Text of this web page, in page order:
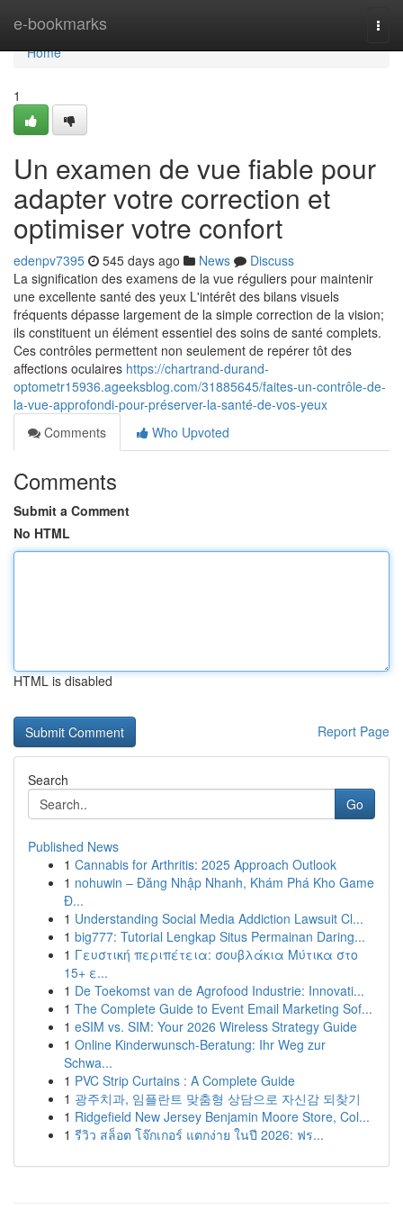
e-bookmarks
Home
Home
1
Un examen de vue fiable pour
adapter votre correction et
optimiser votre confort
edenpv7395 545 days ago News
Discuss
La signification des examens de la vue réguliers pour maintenir
une excellente santé des yeux L'intérêt des bilans visuels
fréquents dépasse largement de la simple correction de la vision;
ils constituent un élément essentiel des soins de santé complets.
Ces contrôles permettent non seulement de repérer tôt des
affections oculaires https://chartrand-durand-
optometr15936.ageeksblog.com/31885645/faites-un-contrôle-de-
la-vue-approfondi-pour-préserver-la-santé-de-vos-yeux
Comments
Who Upvoted
Comments
Submit a Comment
No HTML
HTML is disabled
Report Page
Search
Go
Published News
1 Cannabis for Arthritis: 2025 Approach Outlook
1 nohuwin – Đăng Nhập Nhanh, Khám Phá Kho Game
Đ...
1 Understanding Social Media Addiction Lawsuit Cl...
1 big777: Tutorial Lengkap Situs Permainan Daring...
1 Γευστική περιπέτεια: σουβλάκια Μύτικα στο
15+ ε...
1 De Toekomst van de Agrofood Industrie: Innovati...
1 The Complete Guide to Event Email Marketing Sof...
1 eSIM vs. SIM: Your 2026 Wireless Strategy Guide
1 Online Kinderwunsch-Beratung: Ihr Weg zur
Schwa...
1 PVC Strip Curtains : A Complete Guide
1 광주치과, 임플란트 맞춤형 상담으로 자신감 되찾기
1 Ridgefield New Jersey Benjamin Moore Store, Col...
1 รีวิว สล็อต โจ๊กเกอร์ แตกง่าย ในปี 2026: ฟร...